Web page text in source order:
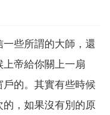
些所謂的大師，還
帝給你關上一扇
的。其實有些時候
，如果沒有別的原